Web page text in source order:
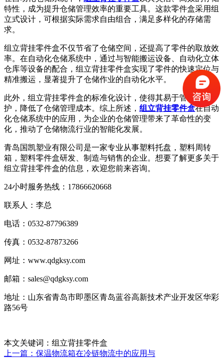
特性，成为提升仓储管理效率的重要工具。这款零件盒采用组
立式设计，可根据实际需求自由组合，满足多样化的存储需
求。
组立背挂零件盒不仅节省了仓储空间，还提高了零件的取放效
率。在自动化仓储系统中，通过与智能搬运设备、自动化立体
仓库等设备的配合，组立背挂零件盒实现了零件的快速定位与
精准搬运，显著提升了仓储作业的自动化水平。
此外，组立背挂零件盒的标准化设计，使得其易于管理与维
护，降低了仓储管理成本。综上所述， 组立背挂零件盒在自动
化仓储系统中的应用，为企业的仓储管理带来了革命性的变
化，推动了仓储物流行业的智能化发展。
青岛国凯塑业有限公司是一家专业从事塑料托盘，塑料周转
箱，塑料零件盒研发、制造与销售的企业。想要了解更多关于
组立背挂零件盒的信息，欢迎您前来咨询。
24小时服务热线：17866620668
联系人：李总
电话：0532-87796389
传真：0532-87873266
网址：www.qdgksy.com
邮箱：sales@qdgksy.com
地址：山东省青岛市即墨区青岛蓝谷高新技术产业开发区华彩
路56号
本文关键词：组立背挂零件盒
上一篇：保温物流箱在冷链物流中的应用与